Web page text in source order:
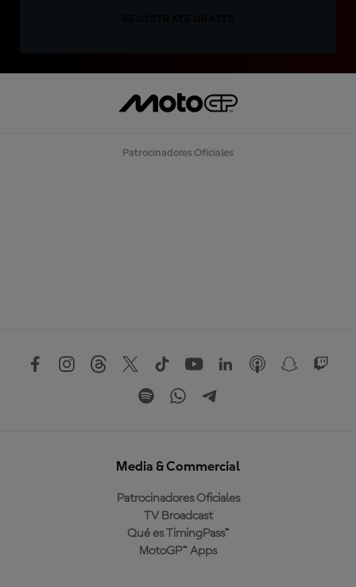
Patrocinadores Oficiales
Media & Commercial
Patrocinadores Oficiales
TV Broadcast
Qué es TimingPass™
MotoGP™ Apps